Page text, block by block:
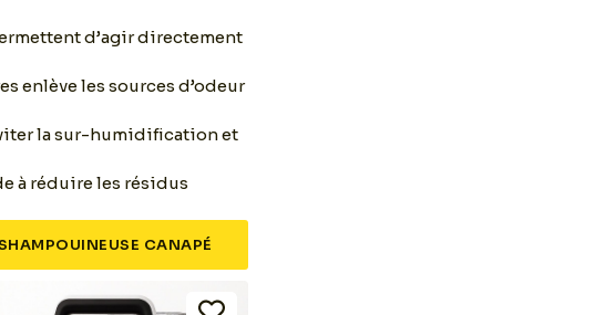
d’agir directement
enlève les sources d’odeur
la sur-humidification et
à réduire les résidus
CANAPÉ